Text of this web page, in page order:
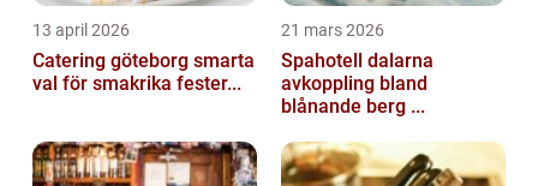
13 april 2026
Catering göteborg smarta
val för smakrika fester...
21 mars 2026
Spahotell dalarna
avkoppling bland
blånande berg ...